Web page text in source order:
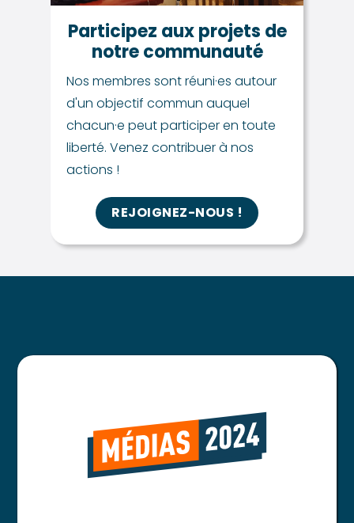
Participez aux projets de
notre communauté
Nos membres sont réuni·es autour
d'un objectif commun auquel
chacun·e peut participer en toute
liberté. Venez contribuer à nos
actions !
REJOIGNEZ-NOUS !